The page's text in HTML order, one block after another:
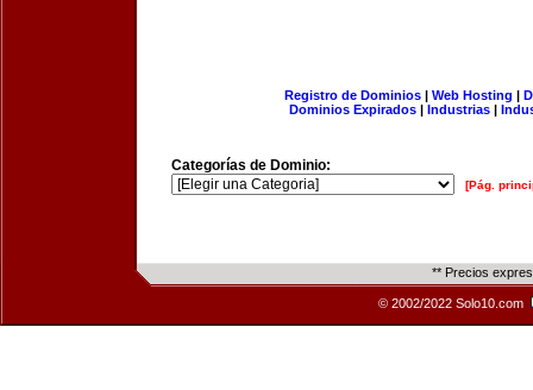
Registro de Dominios| Web Hosting |
Dominios Expirados | Industrias |
Categorías de Dominio:
[Pág.
** Precios
© 2002/2022 Solo10.com